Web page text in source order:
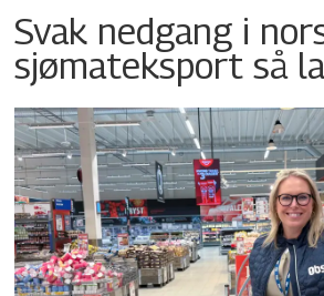
Svak nedgang i
sjømateksport så